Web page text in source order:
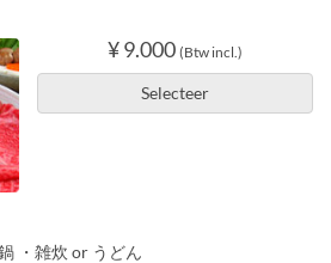
¥ 9.000 (Btw incl.)
Selecteer
・雑炊 or うどん